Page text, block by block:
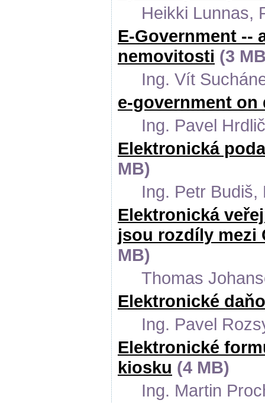
Heikki Lunnas,
E-Government --
nemovitosti (3
Ing. Vít
e-government on
Ing. Pavel
Elektronická
MB)
Ing. Petr Budiš,
Elektronická
jsou rozdíly mezi
MB)
Thomas
Elektronické
Ing. Pavel
Elektronické
kiosku (4 MB)
Ing. Martin